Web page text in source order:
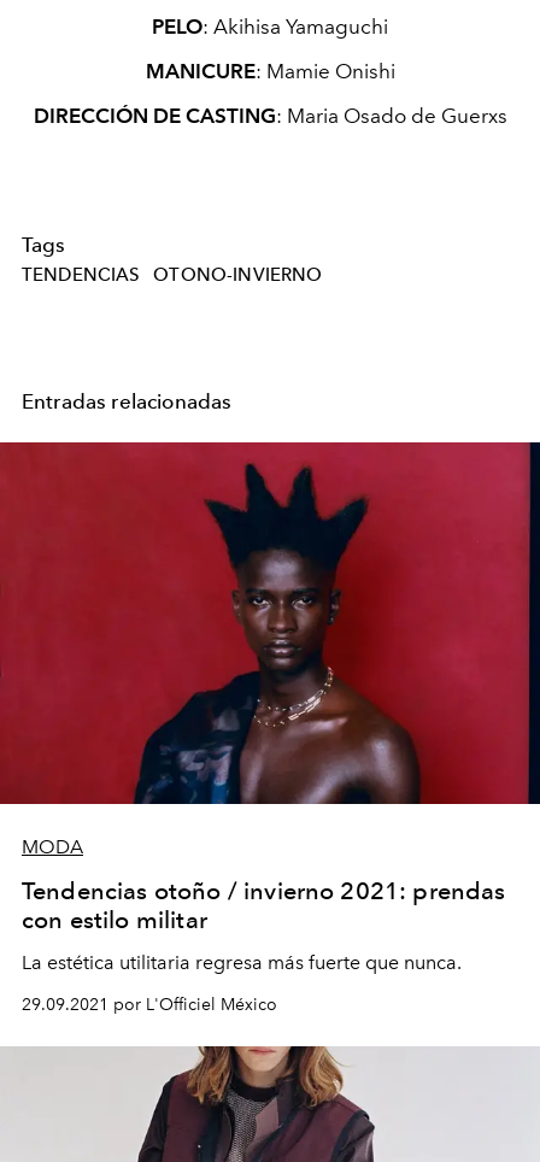
PELO: Akihisa Yamaguchi
MANICURE: Mamie Onishi
DIRECCIÓN DE CASTING: Maria Osado de Guerxs
Tags
TENDENCIAS OTONO-INVIERNO
Entradas relacionadas
MODA
Tendencias otoño / invierno 2021: prendas
con estilo militar
La estética utilitaria regresa más fuerte que nunca.
29.09.2021 por L'Officiel México